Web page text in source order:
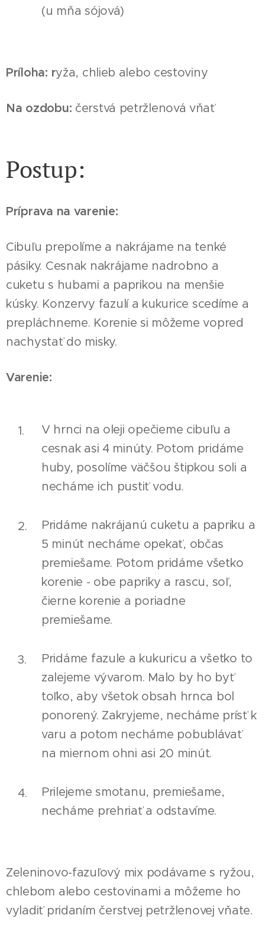
(u mňa sójová)
Príloha: ryža, chlieb alebo cestoviny
Na ozdobu: čerstvá petržlenová vňať
Postup:
Príprava na varenie:
Cibuľu prepolíme a nakrájame na tenké
pásiky. Cesnak nakrájame nadrobno a
cuketu s hubami a paprikou na menšie
kúsky. Konzervy fazulí a kukurice scedíme a
prepláchneme. Korenie si môžeme vopred
nachystať do misky.
Varenie:
V hrnci na oleji opečieme cibuľu a
cesnak asi 4 minúty. Potom pridáme
huby, posolíme väčšou štipkou soli a
necháme ich pustiť vodu.
Pridáme nakrájanú cuketu a papriku a
5 minút necháme opekať, občas
premiešame. Potom pridáme všetko
korenie - obe papriky a rascu, soľ,
čierne korenie a poriadne
premiešame.
Pridáme fazule a kukuricu a všetko to
zalejeme vývarom. Malo by ho byť
toľko, aby všetok obsah hrnca bol
ponorený. Zakryjeme, necháme prísť k
varu a potom necháme pobublávať
na miernom ohni asi 20 minút.
Prilejeme smotanu, premiešame,
necháme prehriať a odstavíme.
Zeleninovo-fazuľový mix podávame s ryžou,
chlebom alebo cestovinami a môžeme ho
vyladiť pridaním čerstvej petržlenovej vňate.